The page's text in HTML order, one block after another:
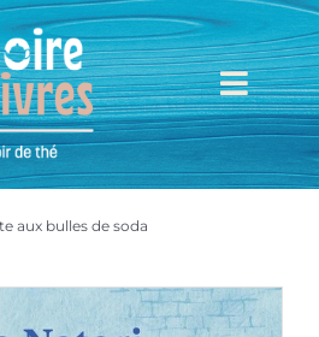
Accueil
Mieux nous connaître
Boutique
aux bulles de soda